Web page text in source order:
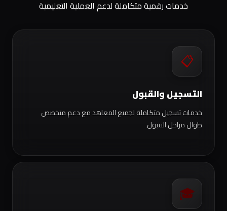
خدمات رقمية متكاملة لدعم العملية التعليمية
📋
التسجيل والقبول
خدمات تسجيل متكاملة لجميع المعاهد مع دعم متخصص
طوال مراحل القبول.
🎓